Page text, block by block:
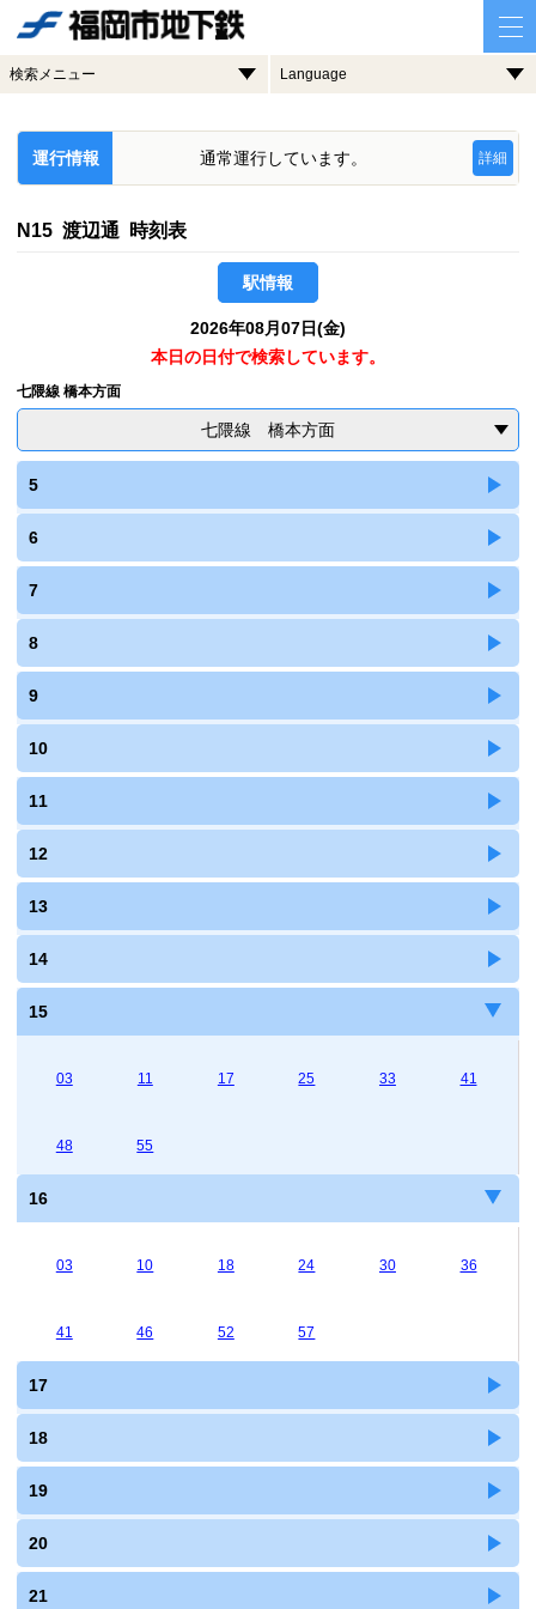
検索メニュー Language
運行情報 通常運行しています。 詳細
N15 渡辺通 時刻表
駅情報
2026年08月07日(金)
本日の日付で検索しています。
七隈線 橋本方面
七隈線 橋本方面
5
6
7
8
9
10
11
12
13
14
15
03 11 17 25 33 41
48 55
16
03 10 18 24 30 36
41 46 52 57
17
18
19
20
21